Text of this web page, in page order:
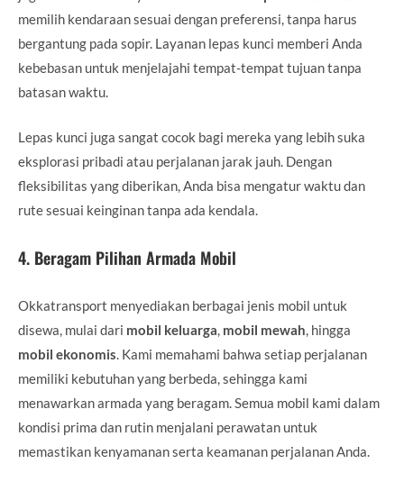
memilih kendaraan sesuai dengan preferensi, tanpa harus
bergantung pada sopir. Layanan lepas kunci memberi Anda
kebebasan untuk menjelajahi tempat-tempat tujuan tanpa
batasan waktu.
Lepas kunci juga sangat cocok bagi mereka yang lebih suka
eksplorasi pribadi atau perjalanan jarak jauh. Dengan
fleksibilitas yang diberikan, Anda bisa mengatur waktu dan
rute sesuai keinginan tanpa ada kendala.
4. Beragam Pilihan Armada Mobil
Okkatransport menyediakan berbagai jenis mobil untuk
disewa, mulai dari mobil keluarga mobil mewah , hingga
mobil ekonomis . Kami memahami bahwa setiap perjalanan
memiliki kebutuhan yang berbeda, sehingga kami
menawarkan armada yang beragam. Semua mobil kami dalam
kondisi prima dan rutin menjalani perawatan untuk
memastikan kenyamanan serta keamanan perjalanan Anda.